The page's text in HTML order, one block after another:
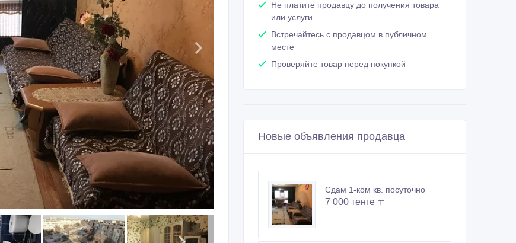
Не платите продавцу до получения товара
или услуги
Встречайтесь с продавцом в публичном
месте
Проверяйте товар перед покупкой
Новые объявления продавца
Сдам 1-ком кв. посуточно
7 000 тенге 〒